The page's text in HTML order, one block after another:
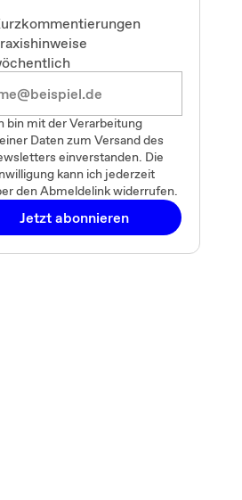
bin mit der Verarbeitung
Daten zum Versand des
einverstanden. Die
kann ich jederzeit
den Abmeldelink widerrufen.
Jetzt abonnieren